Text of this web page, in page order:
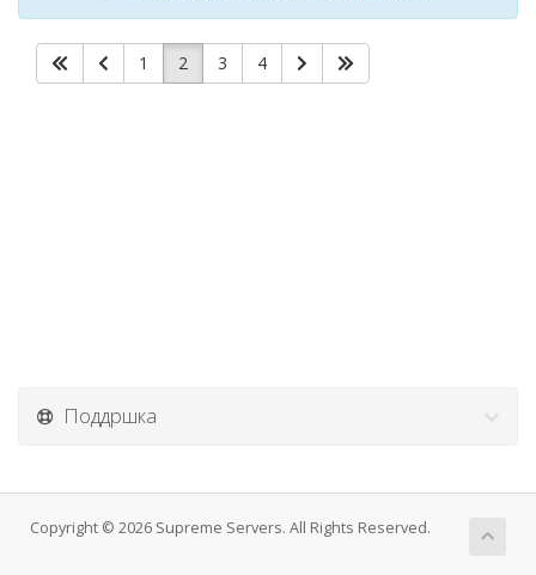
1 2 3 4
Поддршка
Copyright © 2026 Supreme Servers. All Rights Reserved.